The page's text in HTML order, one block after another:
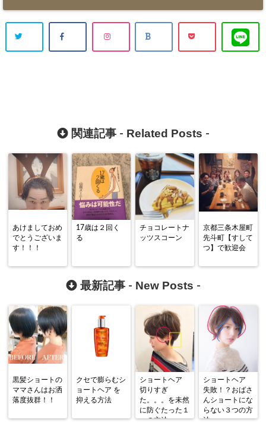
関連記事 - Related Posts -
あけましておめ
でとうございま
す！！！
17歳は２回く
る
チョコレートナ
ッツスコーン
京都三条木屋町
先斗町【すして
つ】で歓迎会
最新記事 - New Posts -
黒髪ショートの
ママさんはお洒
落度抜群！！
クセで膨らむシ
ョートヘア を
抑える方法
ショートヘア
切りすぎ
た。。。を未然
に防ぐたった１
つの方法
ショートヘア
失敗！？おばさ
んショートにな
らない３つの方
法